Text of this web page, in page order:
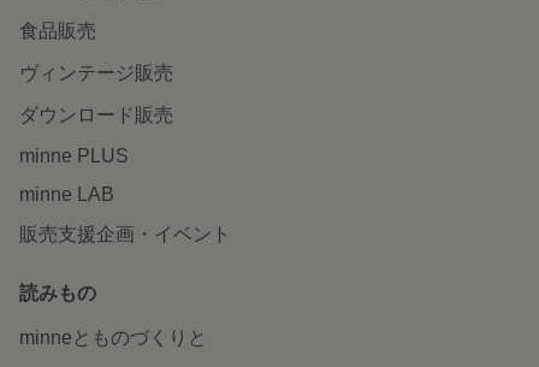
食品販売
ヴィンテージ販売
ダウンロード販売
minne PLUS
minne LAB
販売支援企画・イベント
読みもの
minneとものづくりと